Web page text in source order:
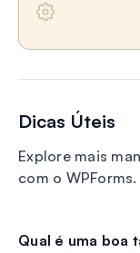
Dicas Úteis
Explore mais
com o WPForms.
Qual é uma boa